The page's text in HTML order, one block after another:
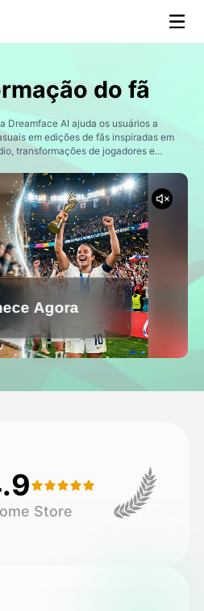
as ferramentas
do fã
Dreamface AI ajuda os usuários a
em edições de fãs inspiradas em
transformações de jogadores e
Agora
Store